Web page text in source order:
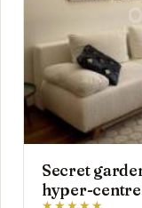
Secret
hyper-centre